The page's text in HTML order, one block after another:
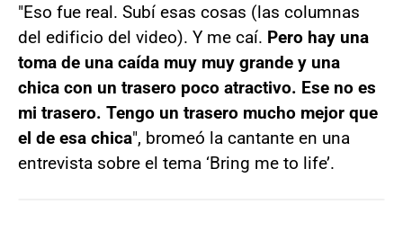
"Eso fue real. Subí esas cosas (las columnas
del edificio del video). Y me caí. Pero hay una
toma de una caída muy muy grande y una
chica con un trasero poco atractivo. Ese no es
mi trasero. Tengo un trasero mucho mejor que
el de esa chica", bromeó la cantante en una
entrevista sobre el tema ‘Bring me to life’.